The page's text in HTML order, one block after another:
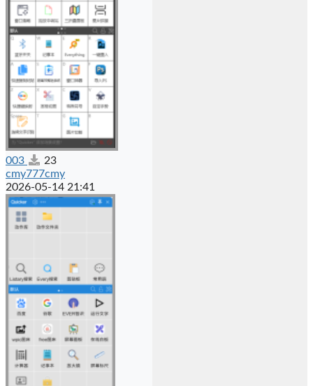
003
23
cmy777cmy
2026-05-14 21:41